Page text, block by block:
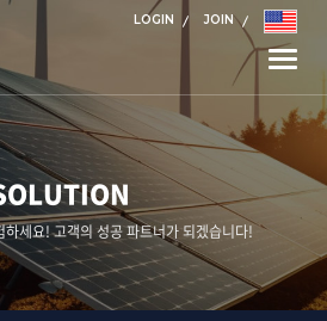
LOGIN JOIN
Toggle
세요! 고객의 성공 파트너가 되겠습니다!